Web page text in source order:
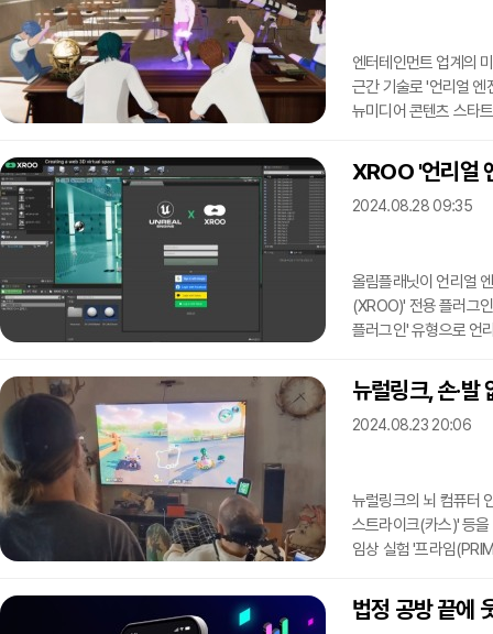
엔터테인먼트 업계의
근간 기술로 '언리얼 엔
뉴미디어 콘텐츠 스타
방송을 통해 멤버 5인
제작사 온마인드는 유
게임 개발에 있어 가장
XROO '언리얼
2024.08.28 09:35
올림플래닛이 언리얼
(XROO)' 전용 플러그
플러그인' 유형으로 언
나 모바일 환경에서도
XR 콘텐츠 클라우드
운영, 스트리밍까지 모
뉴럴링크, 손·발
2024.08.23 20:06
뉴럴링크의 뇌 컴퓨터
스트라이크(카스)' 등
임상 실험 '프라임
이용해 PC의 다양한
기술자로 일하던 시
법정 공방 끝에